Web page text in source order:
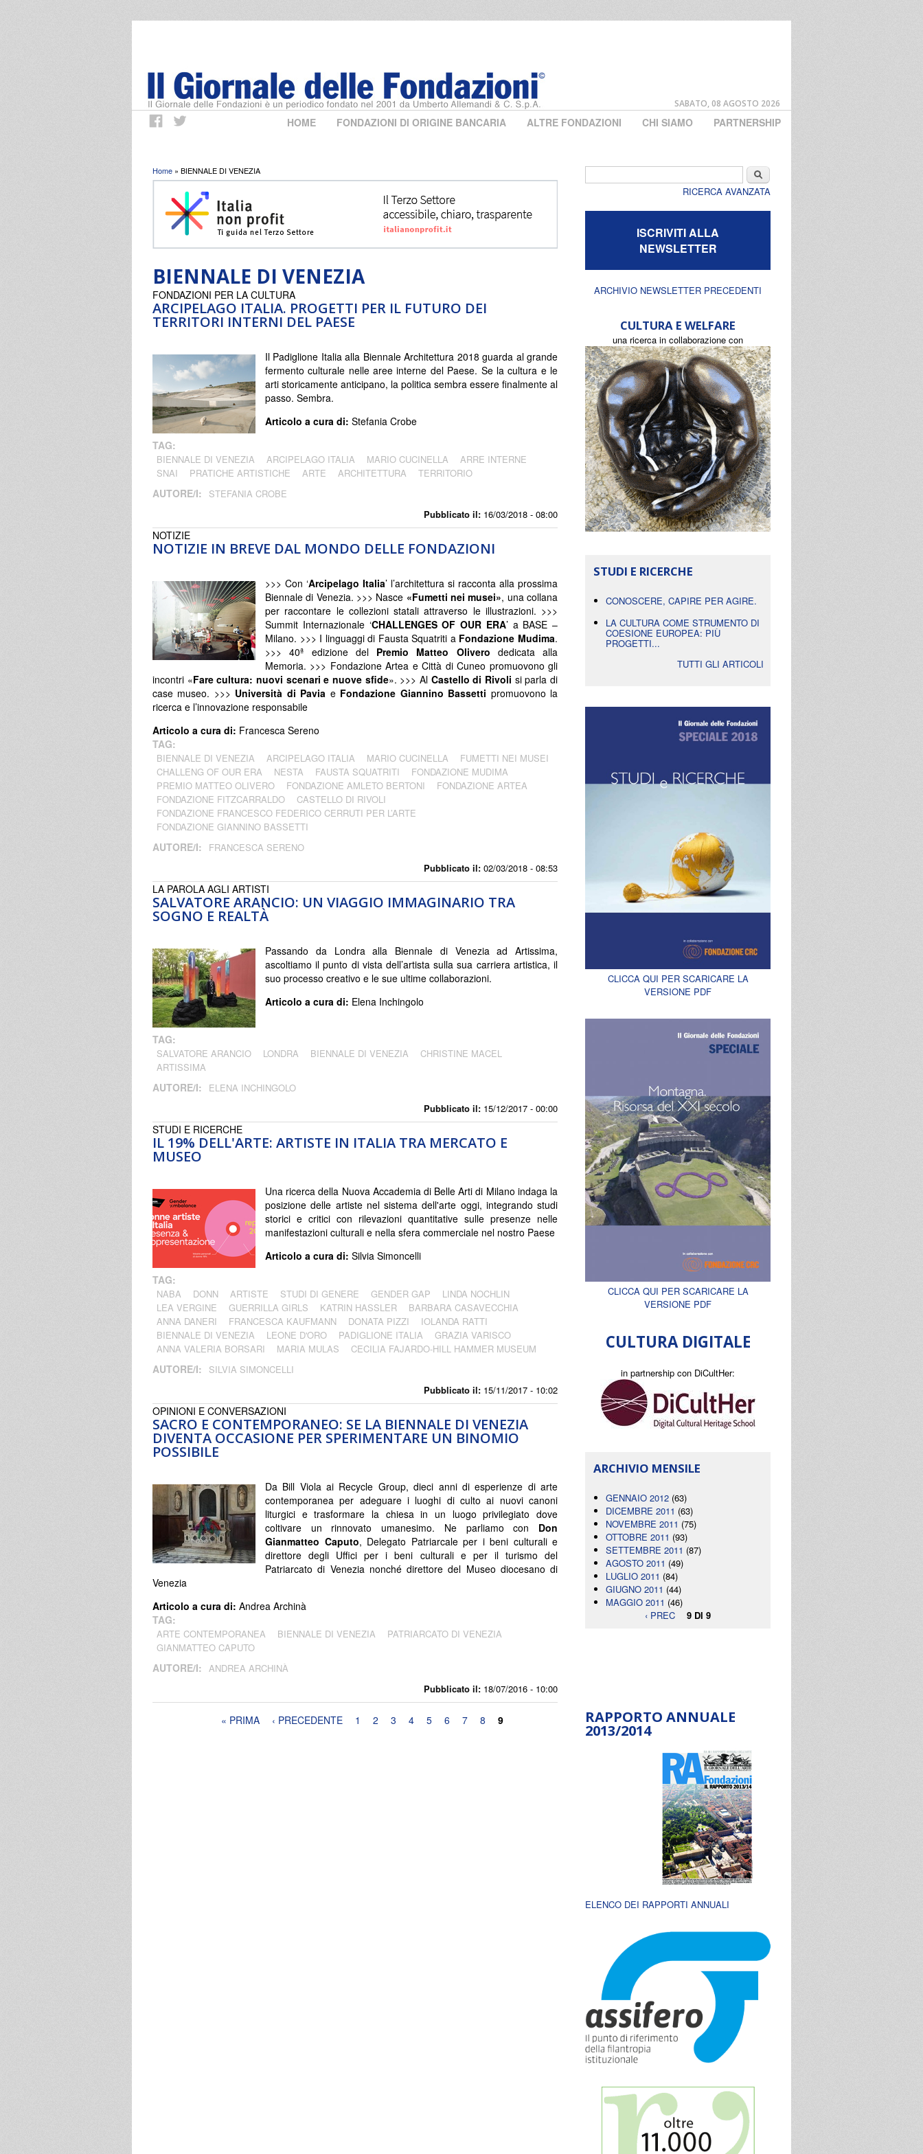
SABATO, 08 AGOSTO 2026
HOME FONDAZIONI DI ORIGINE BANCARIA ALTRE FONDAZIONI CHI SIAMO PARTNERSHIP
Tu sei qui
Home » BIENNALE DI VENEZIA
BIENNALE DI VENEZIA
ARCIPELAGO ITALIA. PROGETTI PER IL FUTURO DEI
TERRITORI INTERNI DEL PAESE
Pubblicato il: 16/03/2018 - 08:00
FONDAZIONI PER LA CULTURA
Il Padiglione Italia alla Biennale Architettura 2018 guarda al grande
fermento culturale nelle aree interne del Paese. Se la cultura e le
arti storicamente anticipano, la politica sembra essere finalmente al
passo. Sembra.
Articolo a cura di: Stefania Crobe
TAG:
BIENNALE DI VENEZIA ARCIPELAGO ITALIA MARIO CUCINELLA
ARRE INTERNE
SNAI
PRATICHE ARTISTICHE ARTE ARCHITETTURA TERRITORIO
AUTORE/I: STEFANIA CROBE
NOTIZIE IN BREVE DAL MONDO DELLE FONDAZIONI
Pubblicato il: 02/03/2018 - 08:53
NOTIZIE
>>> Con ‘Arcipelago Italia’ l’architettura si racconta alla prossima
Biennale di Venezia. >>> Nasce «Fumetti nei musei», una collana
per raccontare le collezioni statali attraverso le illustrazioni. >>>
Summit Internazionale ‘CHALLENGES OF OUR ERA’ a BASE –
Milano. >>> I linguaggi di Fausta Squatriti a Fondazione Mudima.
>>> 40ª edizione del Premio Matteo Olivero dedicata alla
Memoria. >>> Fondazione Artea e Città di Cuneo promuovono gli
incontri «Fare cultura: nuovi scenari e nuove sfide». >>> Al Castello di Rivoli si parla di
case museo. >>> Università di Pavia e Fondazione Giannino Bassetti promuovono la
ricerca e l’innovazione responsabile
Articolo a cura di: Francesca Sereno
TAG:
BIENNALE DI VENEZIA ARCIPELAGO ITALIA MARIO CUCINELLA
FUMETTI NEI MUSEI
CHALLENG OF OUR ERA
NESTA FAUSTA SQUATRITI
FONDAZIONE MUDIMA
PREMIO MATTEO OLIVERO
FONDAZIONE AMLETO BERTONI
FONDAZIONE ARTEA
FONDAZIONE FITZCARRALDO
CASTELLO DI RIVOLI
FONDAZIONE FRANCESCO FEDERICO CERRUTI PER L’ARTE
FONDAZIONE GIANNINO BASSETTI
AUTORE/I: FRANCESCA SERENO
SALVATORE ARANCIO: UN VIAGGIO IMMAGINARIO TRA
SOGNO E REALTÀ
Pubblicato il: 15/12/2017 - 00:00
LA PAROLA AGLI ARTISTI
Passando da Londra alla Biennale di Venezia ad Artissima,
ascoltiamo il punto di vista dell’artista sulla sua carriera artistica, il
suo processo creativo e le sue ultime collaborazioni.
Articolo a cura di: Elena Inchingolo
TAG:
SALVATORE ARANCIO LONDRA BIENNALE DI VENEZIA
CHRISTINE MACEL
ARTISSIMA
AUTORE/I: ELENA INCHINGOLO
IL 19% DELL'ARTE: ARTISTE IN ITALIA TRA MERCATO E
MUSEO
Pubblicato il: 15/11/2017 - 10:02
STUDI E RICERCHE
Una ricerca della Nuova Accademia di Belle Arti di Milano indaga la
posizione delle artiste nel sistema dell'arte oggi, integrando studi
storici e critici con rilevazioni quantitative sulle presenze nelle
manifestazioni culturali e nella sfera commerciale nel nostro Paese
Articolo a cura di: Silvia Simoncelli
TAG:
NABA DONN ARTISTE STUDI DI GENERE GENDER GAP
LINDA NOCHLIN
LEA VERGINE
GUERRILLA GIRLS KATRIN HASSLER
BARBARA CASAVECCHIA
ANNA DANERI
FRANCESCA KAUFMANN DONATA PIZZI
IOLANDA RATTI
BIENNALE DI VENEZIA
LEONE D'ORO PADIGLIONE ITALIA
GRAZIA VARISCO
ANNA VALERIA BORSARI
MARIA MULAS CECILIA FAJARDO-HILL HAMMER MUSEUM
AUTORE/I: SILVIA SIMONCELLI
SACRO E CONTEMPORANEO: SE LA BIENNALE DI VENEZIA
DIVENTA OCCASIONE PER SPERIMENTARE UN BINOMIO
POSSIBILE
Pubblicato il: 18/07/2016 - 10:00
OPINIONI E CONVERSAZIONI
Da Bill Viola ai Recycle Group, dieci anni di esperienze di arte
contemporanea per adeguare i luoghi di culto ai nuovi canoni
liturgici e trasformare la chiesa in un luogo privilegiato dove
coltivare un rinnovato umanesimo. Ne parliamo con Don
Gianmatteo Caputo, Delegato Patriarcale per i beni culturali e
direttore degli Uffici per i beni culturali e per il turismo del
Patriarcato di Venezia nonché direttore del Museo diocesano di
Venezia
Articolo a cura di: Andrea Archinà
TAG:
ARTE CONTEMPORANEA BIENNALE DI VENEZIA
PATRIARCATO DI VENEZIA
GIANMATTEO CAPUTO
AUTORE/I: ANDREA ARCHINÀ
« PRIMA ‹ PRECEDENTE 1 2 3 4 5 6 7 8 9
Cerca
RICERCA AVANZATA
ISCRIVITI ALLA
NEWSLETTER
ARCHIVIO NEWSLETTER PRECEDENTI
CULTURA E WELFARE
una ricerca in collaborazione con
STUDI E RICERCHE
CONOSCERE, CAPIRE PER AGIRE.
LA CULTURA COME STRUMENTO DI
COESIONE EUROPEA: PIÙ
PROGETTI...
TUTTI GLI ARTICOLI
CLICCA QUI PER SCARICARE LA
VERSIONE PDF
CLICCA QUI PER SCARICARE LA
VERSIONE PDF
CULTURA DIGITALE
in partnership con DiCultHer:
ARCHIVIO MENSILE
GENNAIO 2012 (63)
DICEMBRE 2011 (63)
NOVEMBRE 2011 (75)
OTTOBRE 2011 (93)
SETTEMBRE 2011 (87)
AGOSTO 2011 (49)
LUGLIO 2011 (84)
GIUGNO 2011 (44)
MAGGIO 2011 (46)
‹ PREC
9 DI 9
RAPPORTO ANNUALE
2013/2014
ELENCO DEI RAPPORTI ANNUALI